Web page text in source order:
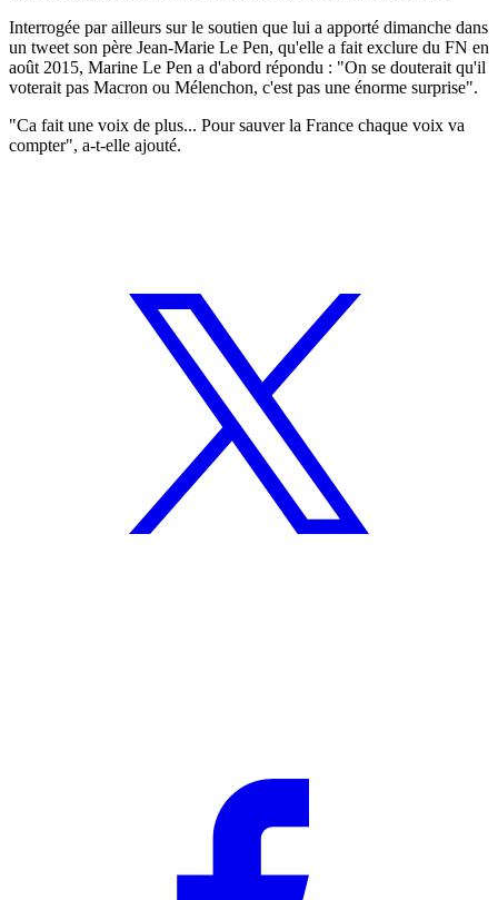
Interrogée par ailleurs sur le soutien que lui a apporté dimanche dans
un tweet son père Jean-Marie Le Pen, qu'elle a fait exclure du FN en
août 2015, Marine Le Pen a d'abord répondu : "On se douterait qu'il
voterait pas Macron ou Mélenchon, c'est pas une énorme surprise".
"Ca fait une voix de plus... Pour sauver la France chaque voix va
compter", a-t-elle ajouté.